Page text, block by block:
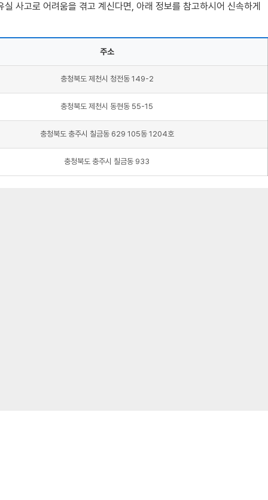
사고로 어려움을 겪고 계신다면, 아래 정보를 참고하시어 신속하게
주소
충청북도 제천시 청전동 149-2
충청북도 제천시 동현동 55-15
충청북도 충주시 칠금동 629 105동 1204호
충청북도 충주시 칠금동 933